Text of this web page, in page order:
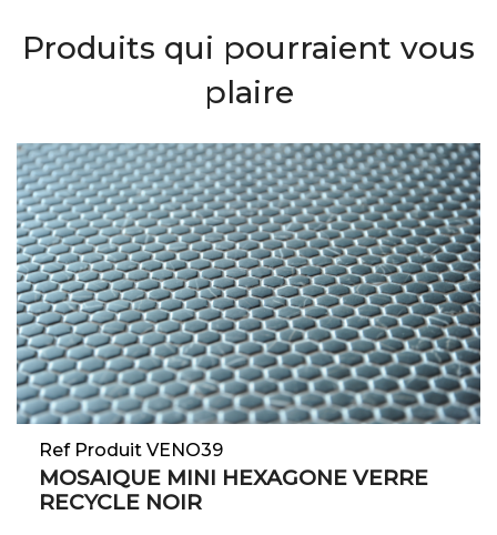
Produits qui pourraient vous
plaire
Ref Produit VENO39
MOSAIQUE MINI HEXAGONE VERRE
RECYCLE NOIR